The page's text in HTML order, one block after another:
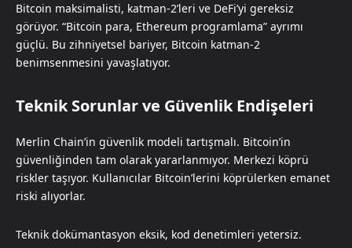
Bitcoin maksimalisti, katman-2’leri ve DeFi’yi gereksiz
görüyor. “Bitcoin para, Ethereum programlama” ayrımı
güçlü. Bu zihniyetsel bariyer, Bitcoin katman-2
benimsenmesini yavaşlatıyor.
Teknik Sorunlar ve Güvenlik Endişeleri
Merlin Chain’in güvenlik modeli tartışmalı. Bitcoin’in
güvenliğinden tam olarak yararlanmıyor. Merkezi köprü
riskler taşıyor. Kullanıcılar Bitcoin’lerini köprülerken emanet
riski alıyorlar.
Teknik dokümantasyon eksik, kod denetimleri yetersiz.